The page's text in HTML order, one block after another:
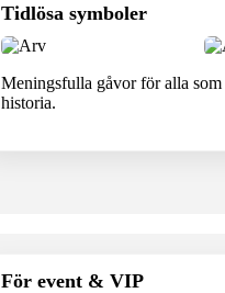
Tidlösa symboler
Meningsfulla gåvor för alla som
historia.
För event & VIP